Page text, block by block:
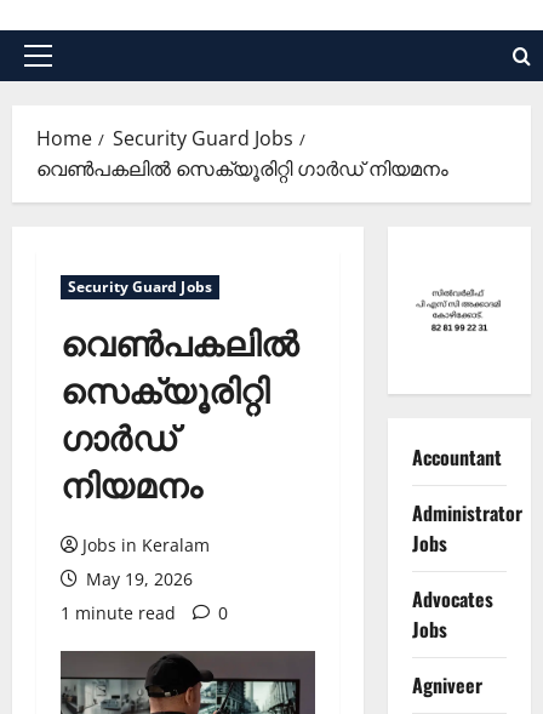
Primary
Home
Security Guard Jobs
വെണ്‍പകലില്‍ സെക്യൂരിറ്റി ഗാര്‍ഡ് നിയമനം
Security Guard Jobs
വെണ്‍പകലില്‍
സെക്യൂരിറ്റി
ഗാര്‍ഡ്
നിയമനം
Jobs in Keralam
May 19, 2026
1 minute read
0
Accountant
Administrator
Jobs
Advocates
Jobs
Agniveer